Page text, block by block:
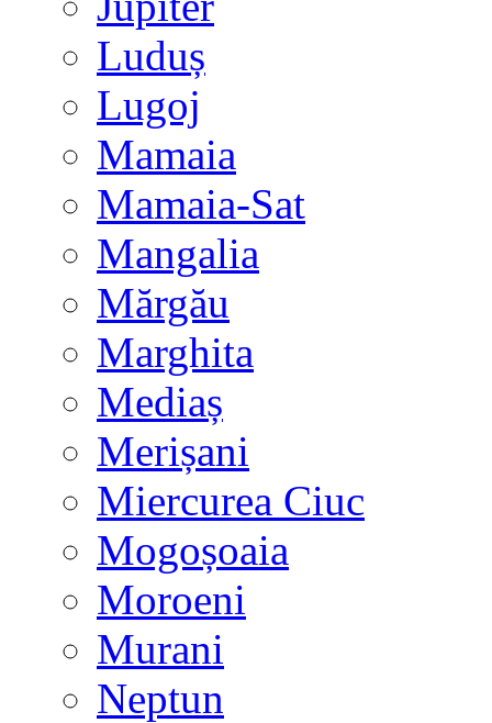
Luduș
Lugoj
Mamaia
Mamaia-Sat
Mangalia
Mărgău
Marghita
Mediaș
Merișani
Miercurea Ciuc
Mogoșoaia
Moroeni
Murani
Neptun